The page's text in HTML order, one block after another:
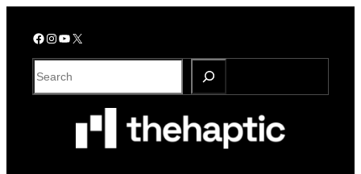
Facebook InstagramYouTube X
S
e